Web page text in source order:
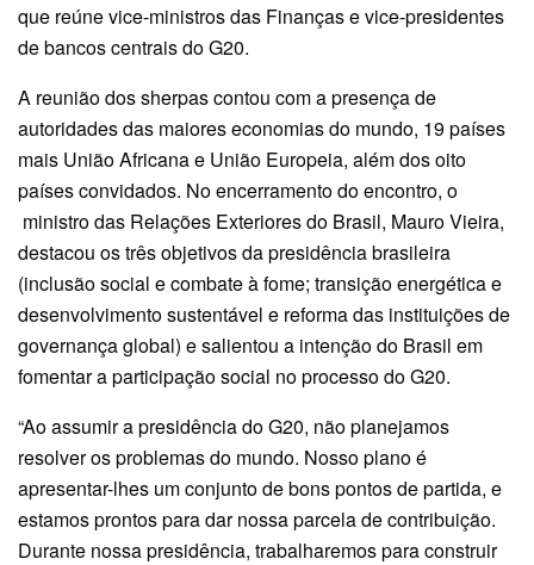
que reúne vice-ministros das Finanças e vice-presidentes
de bancos centrais do G20.
A reunião dos sherpas contou com a presença de
autoridades das maiores economias do mundo, 19 países
mais União Africana e União Europeia, além dos oito
países convidados. No encerramento do encontro, o
ministro das Relações Exteriores do Brasil, Mauro Vieira,
destacou os três objetivos da presidência brasileira
(inclusão social e combate à fome; transição energética e
desenvolvimento sustentável e reforma das instituições de
governança global) e salientou a intenção do Brasil em
fomentar a participação social no processo do G20.
“Ao assumir a presidência do G20, não planejamos
resolver os problemas do mundo. Nosso plano é
apresentar-lhes um conjunto de bons pontos de partida, e
estamos prontos para dar nossa parcela de contribuição.
Durante nossa presidência, trabalharemos para construir